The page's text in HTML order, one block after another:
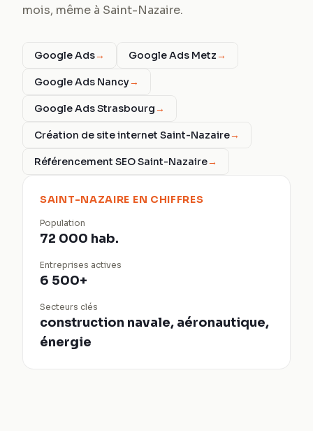
mois, même à Saint-Nazaire.
Google Ads→ Google Ads Metz→
Google Ads Nancy→
Google Ads Strasbourg→
Création de site internet Saint-Nazaire→
Référencement SEO Saint-Nazaire→
SAINT-NAZAIRE EN CHIFFRES
Population
72 000 hab.
Entreprises actives
6 500+
Secteurs clés
construction navale, aéronautique,
énergie